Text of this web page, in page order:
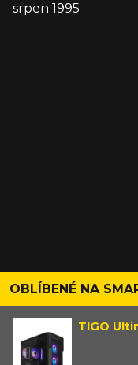
srpen 1995
OBLÍBENÉ NA
TIGO